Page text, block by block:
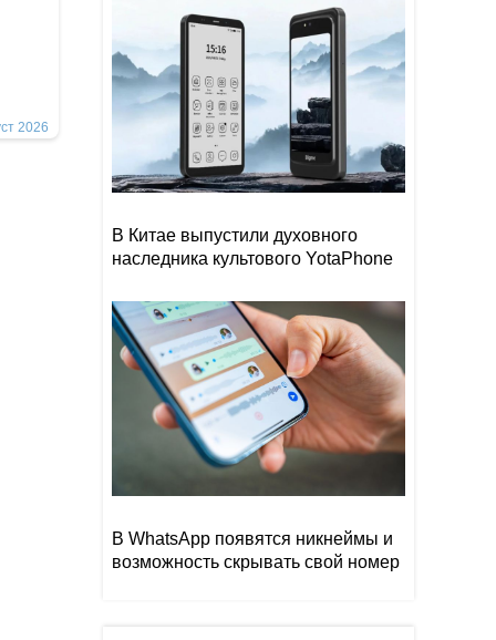
2026
В Китае выпустили духовного
наследника культового YotaPhone
В WhatsApp появятся никнеймы и
возможность скрывать свой номер